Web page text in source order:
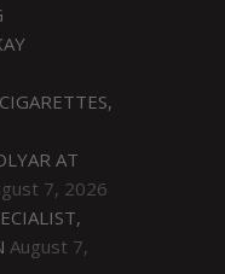
AT
7, 2026
August 7,